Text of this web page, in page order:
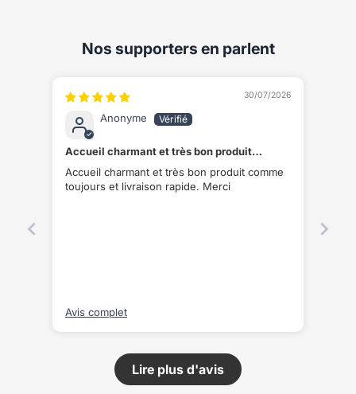
Nos supporters en parlent
30/07/2026
Anonyme
Accueil charmant et très bon produit
comme toujours et livraison rapide
Accueil charmant et très bon produit comme
toujours et livraison rapide. Merci
Avis complet
Lire plus d'avis